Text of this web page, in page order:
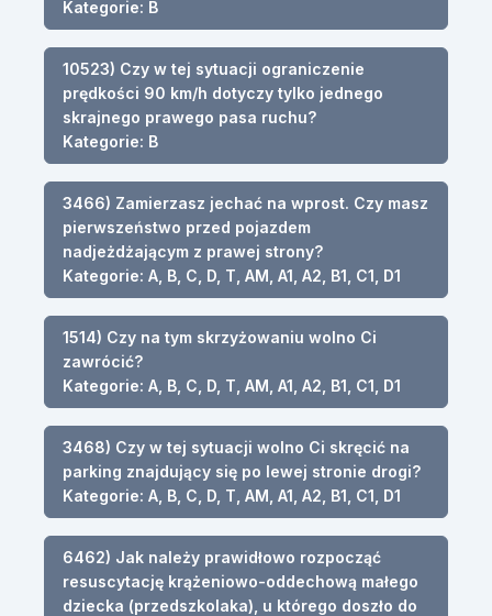
Kategorie: B
10523) Czy w tej sytuacji ograniczenie
prędkości 90 km/h dotyczy tylko jednego
skrajnego prawego pasa ruchu?
Kategorie: B
3466) Zamierzasz jechać na wprost. Czy masz
pierwszeństwo przed pojazdem
nadjeżdżającym z prawej strony?
Kategorie: A, B, C, D, T, AM, A1, A2, B1, C1, D1
1514) Czy na tym skrzyżowaniu wolno Ci
zawrócić?
Kategorie: A, B, C, D, T, AM, A1, A2, B1, C1, D1
3468) Czy w tej sytuacji wolno Ci skręcić na
parking znajdujący się po lewej stronie drogi?
Kategorie: A, B, C, D, T, AM, A1, A2, B1, C1, D1
6462) Jak należy prawidłowo rozpocząć
resuscytację krążeniowo-oddechową małego
dziecka (przedszkolaka), u którego doszło do